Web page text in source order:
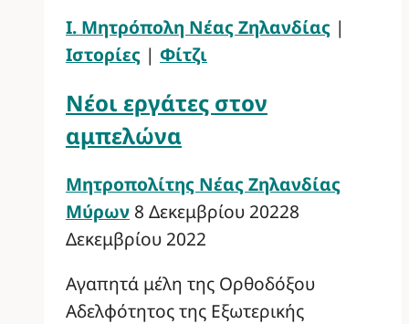
Ι. Μητρόπολη Νέας Ζηλανδίας |
Ιστορίες | Φίτζι
Νέοι εργάτες στον
αμπελώνα
Μητροπολίτης Νέας Ζηλανδίας
Μύρων 8 Δεκεμβρίου 20228
Δεκεμβρίου 2022
Αγαπητά μέλη της Ορθοδόξου
Αδελφότητος της Εξωτερικής